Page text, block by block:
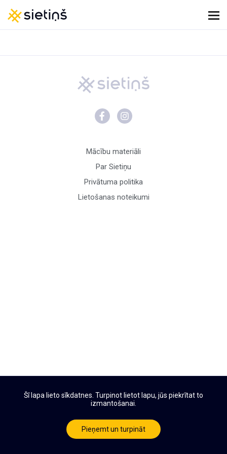
Šī lapa lieto sīkdatnes. Turpinot lietot lapu, jūs piekrītat to
izmantošanai.
Pieņemt un turpināt
Mācību materiāli
Par Sietiņu
Privātuma politika
Lietošanas noteikumi